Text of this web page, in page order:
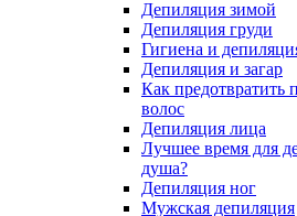
Депиляция зимой
Депиляция груди
Гигиена и
Депиляция и загар
Как предотвратить
волос
Депиляция лица
Лучшее время для
душа?
Депиляция ног
Мужская депиляция